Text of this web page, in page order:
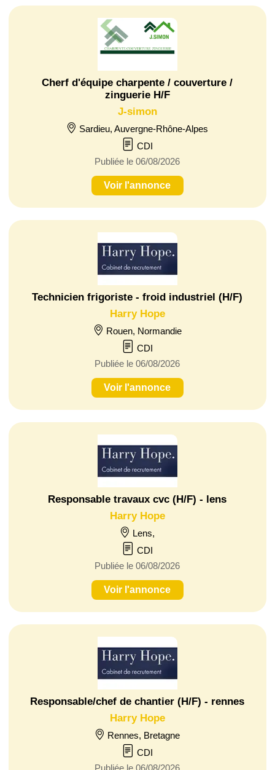
Cherf d'équipe charpente / couverture /
zinguerie H/F
J-simon
Sardieu, Auvergne-Rhône-Alpes
CDI
Publiée le 06/08/2026
Voir l'annonce
Technicien frigoriste - froid industriel (H/F)
Harry Hope
Rouen, Normandie
CDI
Publiée le 06/08/2026
Voir l'annonce
Responsable travaux cvc (H/F) - lens
Harry Hope
Lens,
CDI
Publiée le 06/08/2026
Voir l'annonce
Responsable/chef de chantier (H/F) - rennes
Harry Hope
Rennes, Bretagne
CDI
Publiée le 06/08/2026